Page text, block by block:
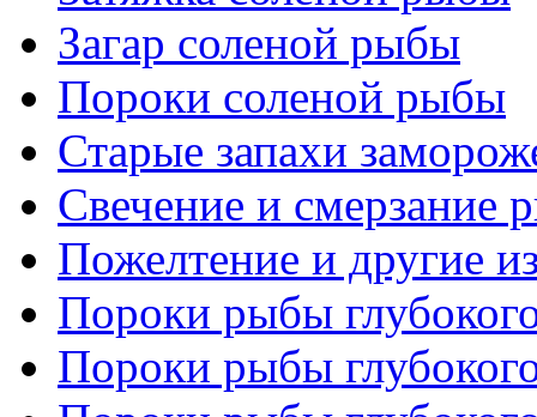
Загар соленой рыбы
Пороки соленой рыбы
Старые запахи
Свечение и смерзание
Пожелтение и другие
Пороки рыбы
Пороки рыбы